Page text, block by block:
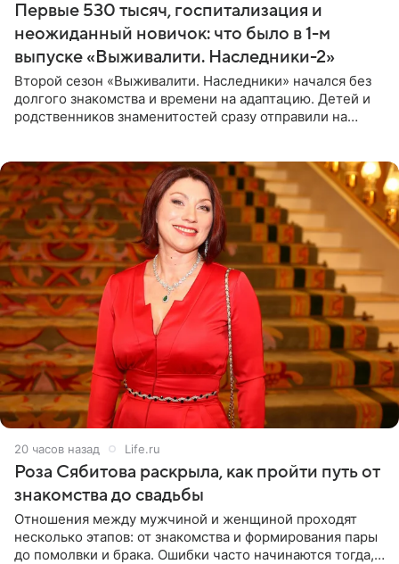
Первые 530 тысяч, госпитализация и
неожиданный новичок: что было в 1-м
выпуске «Выживалити. Наследники-2»
Второй сезон «Выживалити. Наследники» начался без
долгого знакомства и времени на адаптацию. Детей и
родственников знаменитостей сразу отправили на
20 часов назад Life.ru
Роза Сябитова раскрыла, как пройти путь от
знакомства до свадьбы
Отношения между мужчиной и женщиной проходят
несколько этапов: от знакомства и формирования пары
до помолвки и брака. Ошибки часто начинаются тогда,